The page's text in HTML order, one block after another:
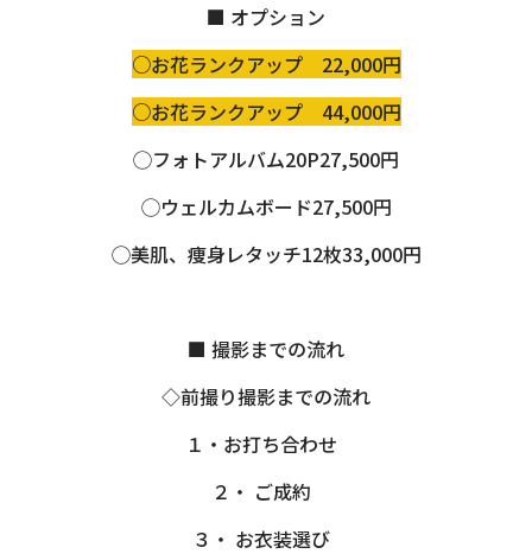
■ オプション
○お花ランクアップ 22,000円
○お花ランクアップ 44,000円
◯フォトアルバム20P27,500円
◯ウェルカムボード27,500円
◯美肌、痩身レタッチ12枚33,000円
■ 撮影までの流れ
◇前撮り撮影までの流れ
１・お打ち合わせ
２・ ご成約
３・ お衣装選び